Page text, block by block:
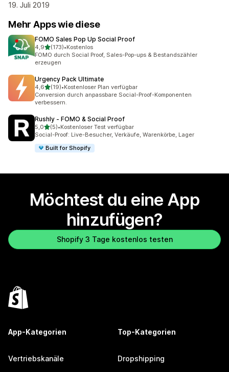
19. Juli 2019
Mehr Apps wie diese
FOMO Sales Pop Up Social Proof
4,9von 5 Sternen
(173)
173 Rezensionen insgesamt
•Kostenlos
FOMO durch Social Proof, Sales-Pop-ups & Bestandszähler
erzeugen
Urgency Pack Ultimate
4,6von 5 Sternen
(19)
19 Rezensionen insgesamt
•Kostenloser Plan verfügbar
Conversion durch anpassbare Social-Proof-Komponenten
verbessern.
Rushly ‑ FOMO & Social Proof
5,0von 5 Sternen
(5)
5 Rezensionen insgesamt
•Kostenloser Test verfügbar
Social-Proof: Live-Besucher, Verkäufe, Warenkörbe, Lager
Built for Shopify
Möchtest du eine App
hinzufügen?
Shopify 3 Tage kostenlos testen
App-Kategorien
Vertriebskanäle
Top-Kategorien
Dropshipping